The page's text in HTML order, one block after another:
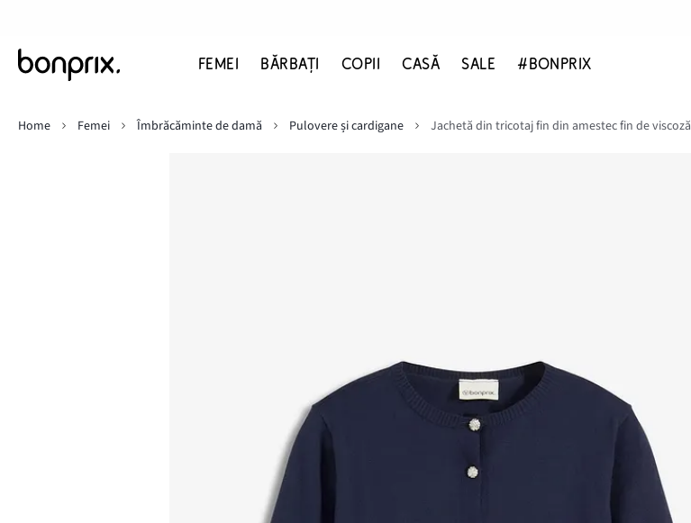
FEMEI BĂRBAŢI COPII CASĂ SALE #BONPRIX
Home
Femei Îmbrăcăminte de damă Pulovere și cardigane Jachetă din tricotaj fin din amestec fin de viscoză